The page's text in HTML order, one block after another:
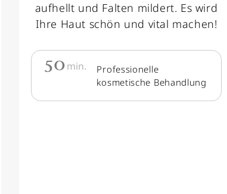
aufhellt und Falten mildert. Es wird
Ihre Haut schön und vital machen!
50min.
Professionelle
kosmetische Behandlung